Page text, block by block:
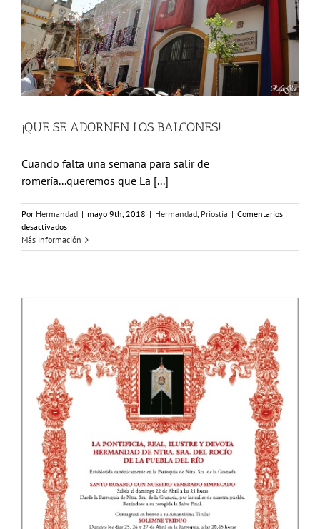
¡QUE SE ADORNEN LOS BALCONES!
Cuando falta una semana para salir de
romería...queremos que La [...]
Por Hermandad | mayo 9th, 2018 | Hermandad Priostía | Comentarios
desactivadosen
¡QUE
SE
Más información